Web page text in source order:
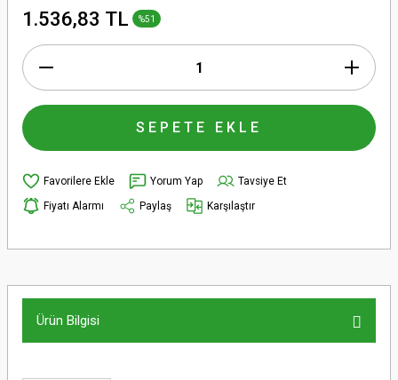
1.536,83 TL %51
SEPETE EKLE
Yorum Yap
Tavsiye Et
Fiyatı Alarmı
Paylaş Karşılaştır
Ürün Bilgisi